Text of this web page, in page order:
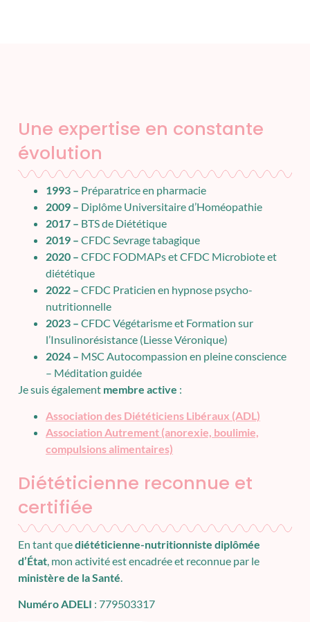
Une expertise en constante
évolution
1993 – Préparatrice en pharmacie
2009 – Diplôme Universitaire d’Homéopathie
2017 – BTS de Diététique
2019 – CFDC Sevrage tabagique
2020 – CFDC FODMAPs et CFDC Microbiote et
diététique
2022 – CFDC Praticien en hypnose psycho-
nutritionnelle
2023 – CFDC Végétarisme et Formation sur
l’Insulinorésistance (Liesse Véronique)
2024 – MSC Autocompassion en pleine conscience
– Méditation guidée
Je suis également membre active :
Association des Diététiciens Libéraux (ADL)
Association Autrement (anorexie, boulimie,
compulsions alimentaires)
Diététicienne reconnue et
certifiée
En tant quediététicienne-nutritionniste diplômée
d’État, mon activité est encadrée et reconnue par le
ministère de la Santé.
Numéro ADELI : 779503317